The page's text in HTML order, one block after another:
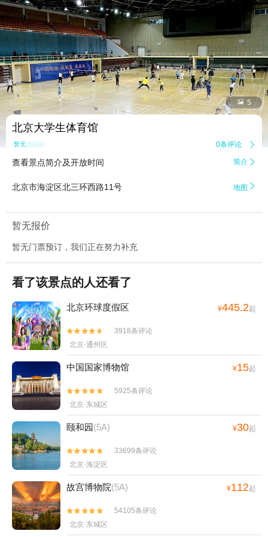
 5
北京大学生体育馆
暂无点评 0条评论 
查看景点简介及开放时间 简介 
北京市海淀区北三环西路11号 地图 
暂无报价
暂无门票预订，我们正在努力补充
看了该景点的人还看了
北京环球度假区 ¥445.2起


3918条评论
北京·通州区
中国国家博物馆 ¥15起


5925条评论
北京·东城区
颐和园(5A) ¥30起


33699条评论
北京·海淀区
故宫博物院(5A) ¥112起


54105条评论
北京·东城区
